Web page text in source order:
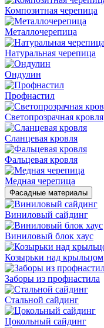
Композитная черепица
Металлочерепица
Натуральная черепица
Ондулин
Профнастил
Светопрозрачная кровля
Сланцевая кровля
Фальцевая кровля
Медная черепица
Фасадные материалы
Виниловый сайдинг
Виниловый блок хаус
Козырьки над крыльцом
Заборы из профнастила
Стальной сайдинг
Цокольный сайдинг